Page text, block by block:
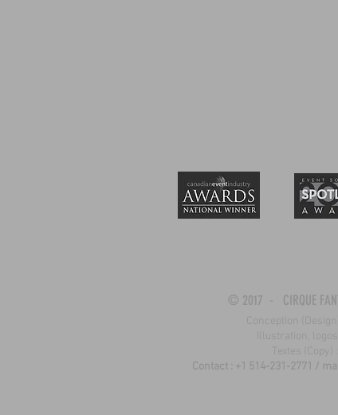
© 2017 - CIRQUE
Conception
Illustration,
Textes
Contact : +1 514-231-2771 /